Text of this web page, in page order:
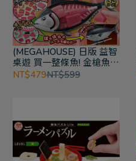
(MEGAHOUSE) 日版 益智
桌遊 買一整條魚! 金槍魚趣
味拼圖
NT$479NT$599